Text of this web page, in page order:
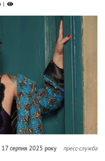
17 серпня 2025 року пресс-служба